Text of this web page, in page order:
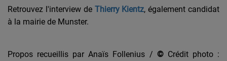
Retrouvez l'interview de Thierry Kientz, également candidat
à la mairie de Munster.
Propos recueillis par Anaïs Follenius / © Crédit photo :